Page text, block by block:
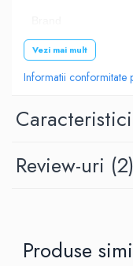
Model
Tip
Dimensiune
Vezi mai mult
Informatii conformitate
Caracteristici
Review-uri (2)
Produse